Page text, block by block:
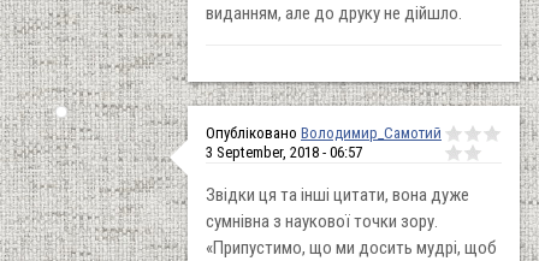
виданням, але до друку не дійшло.
Опубліковано Володимир_Самотий
3 September, 2018 - 06:57
Звідки ця та інші цитати, вона дуже
сумнівна з наукової точки зору.
«Припустимо, що ми досить мудрі, щоб